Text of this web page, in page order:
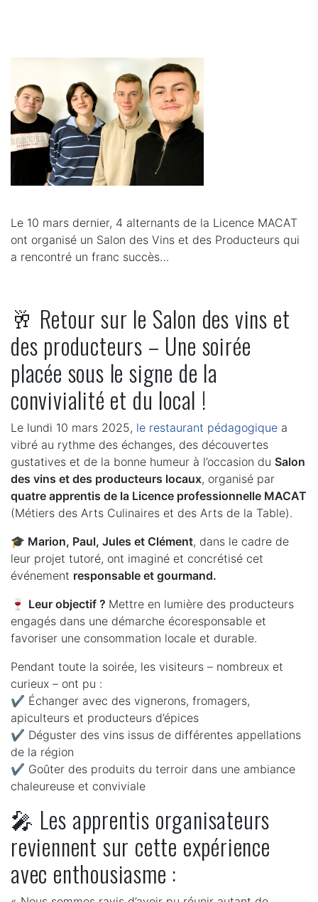
Le 10 mars dernier, 4 alternants de la Licence MACAT
ont organisé un Salon des Vins et des Producteurs qui
a rencontré un franc succès…
🥂 Retour sur le Salon des vins et
des producteurs – Une soirée
placée sous le signe de la
convivialité et du local !
Le lundi 10 mars 2025, le restaurant pédagogique a
vibré au rythme des échanges, des découvertes
gustatives et de la bonne humeur à l’occasion du Salon
des vins et des producteurs locaux, organisé par
quatre apprentis de la Licence professionnelle MACAT
(Métiers des Arts Culinaires et des Arts de la Table).
🎓 Marion, Paul, Jules et Clément, dans le cadre de
leur projet tutoré, ont imaginé et concrétisé cet
événement responsable et gourmand.
🍷 Leur objectif ? Mettre en lumière des producteurs
engagés dans une démarche écoresponsable et
favoriser une consommation locale et durable.
Pendant toute la soirée, les visiteurs – nombreux et
curieux – ont pu :
✔️ Échanger avec des vignerons, fromagers,
apiculteurs et producteurs d’épices
✔️ Déguster des vins issus de différentes appellations
de la région
✔️ Goûter des produits du terroir dans une ambiance
chaleureuse et conviviale
🎤 Les apprentis organisateurs
reviennent sur cette expérience
avec enthousiasme :